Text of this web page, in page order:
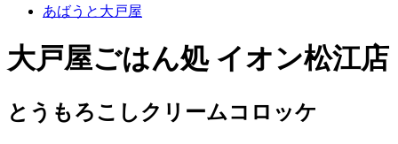
あばうと大戸屋
大戸屋ごはん処 イオン松江店
とうもろこしクリームコロッケ